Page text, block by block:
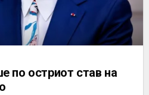
по остриот став на